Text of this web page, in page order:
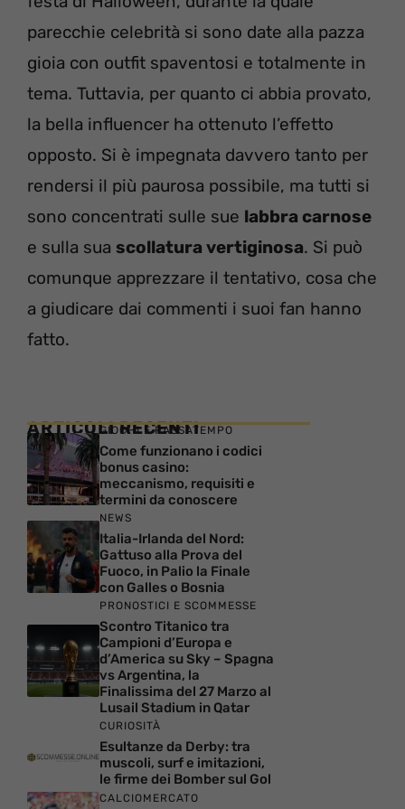
parecchie celebrità si sono date alla pazza
gioia con outfit spaventosi e totalmente in
tema. Tuttavia, per quanto ci abbia provato,
la bella influencer ha ottenuto l’effetto
opposto. Si è impegnata davvero tanto per
rendersi il più paurosa possibile, ma tutti si
sono concentrati sulle sue labbra carnose
e sulla sua scollatura vertiginosa. Si può
comunque apprezzare il tentativo, cosa che
a giudicare dai commenti i suoi fan hanno
fatto.
ARTICOLI RECENTI
GIOCHI E PASSATEMPO
Come funzionano i codici
bonus casino:
meccanismo, requisiti e
termini da conoscere
NEWS
Italia-Irlanda del Nord:
Gattuso alla Prova del
Fuoco, in Palio la Finale
con Galles o Bosnia
PRONOSTICI E SCOMMESSE
Scontro Titanico tra
Campioni d’Europa e
d’America su Sky – Spagna
vs Argentina, la
Finalissima del 27 Marzo al
Lusail Stadium in Qatar
CURIOSITÀ
Esultanze da Derby: tra
muscoli, surf e imitazioni,
le firme dei Bomber sul Gol
CALCIOMERCATO